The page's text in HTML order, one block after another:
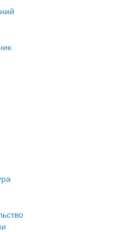
проектирования
застройки